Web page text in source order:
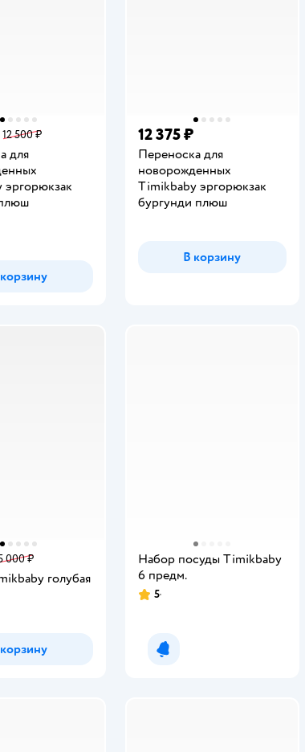
12 500 ₽
для
12 375 ₽
Переноска для
новорожденных
Timikbaby эргорюкзак
бургунди плюш
В корзину
000 ₽
голубая
Набор посуды Timikbaby
6 предм.
Рейтинг:
5
Уведомить о появлении